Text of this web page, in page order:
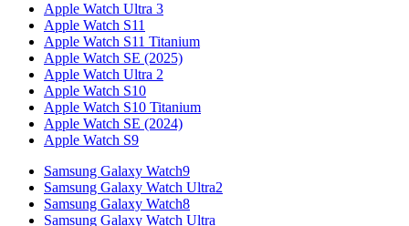
Apple Watch Ultra 3
Apple Watch S11
Apple Watch S11 Titanium
Apple Watch SE (2025)
Apple Watch Ultra 2
Apple Watch S10
Apple Watch S10 Titanium
Apple Watch SE (2024)
Apple Watch S9
Samsung Galaxy Watch9
Samsung Galaxy Watch Ultra2
Samsung Galaxy Watch8
Samsung Galaxy Watch Ultra